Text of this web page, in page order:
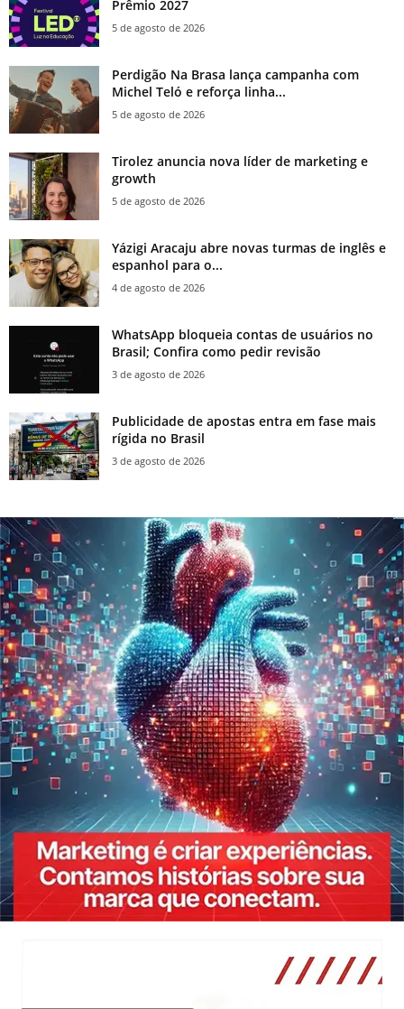
Prêmio 2027
5 de agosto de 2026
Perdigão Na Brasa lança campanha com
Michel Teló e reforça linha...
5 de agosto de 2026
Tirolez anuncia nova líder de marketing e
growth
5 de agosto de 2026
Yázigi Aracaju abre novas turmas de inglês e
espanhol para o...
4 de agosto de 2026
WhatsApp bloqueia contas de usuários no
Brasil; Confira como pedir revisão
3 de agosto de 2026
Publicidade de apostas entra em fase mais
rígida no Brasil
3 de agosto de 2026